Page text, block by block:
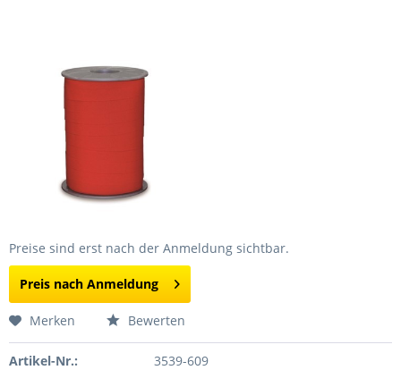
Preise sind erst nach der Anmeldung sichtbar.
Preis nach Anmeldung
Merken Bewerten
Artikel-Nr.: 3539-609